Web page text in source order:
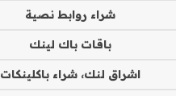
شراء روابط نصية
باقات باك لينك
اشراق لنك، شراء باكلينكات